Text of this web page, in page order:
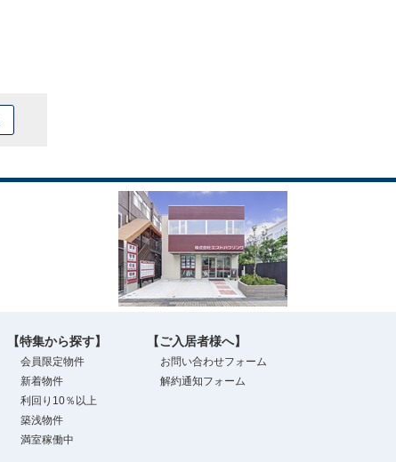
【特集から探す】
会員限定物件
新着物件
利回り10％以上
築浅物件
満室稼働中
【ご入居者様へ】
お問い合わせフォーム
解約通知フォーム